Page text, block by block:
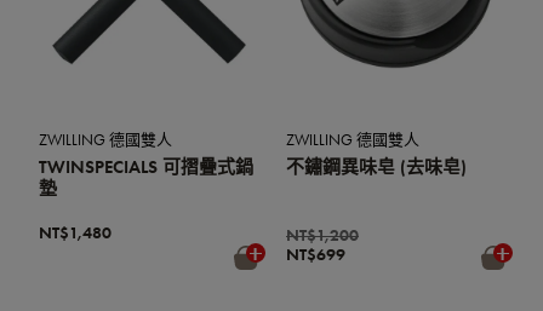
ZWILLING 德國雙人
TWINSPECIALS 可摺疊式鍋
墊
NT$1,480
ZWILLING 德國雙人
不鏽鋼異味皂 (去味皂)
NT$699
NT$1,200